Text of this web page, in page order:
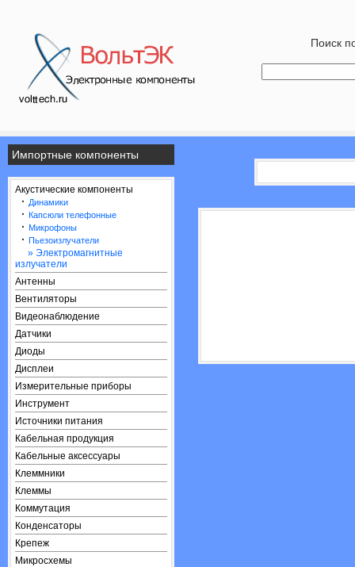
Поиск
Импортные компоненты
Акустические компоненты
· Динамики
· Капсюли телефонные
· Микрофоны
· Пьезоизлучатели
» Электромагнитные
излучатели
Антенны
Вентиляторы
Видеонаблюдение
Датчики
Диоды
Дисплеи
Измерительные приборы
Инструмент
Источники питания
Кабельная продукция
Кабельные аксессуары
Клеммники
Клеммы
Коммутация
Конденсаторы
Крепеж
Микросхемы